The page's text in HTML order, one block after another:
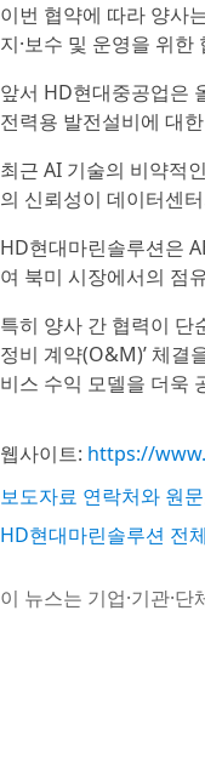
이번 협약에 따라 양사
지·보수 및 운영을 위
앞서 HD현대중공업은
전력용 발전설비에 대
최근 AI 기술의 비약적
의 신뢰성이 데이터센
HD현대마린솔루션은
여 북미 시장에서의 점
특히 양사 간 협력이 단
정비 계약(O&M)’ 체결
비스 수익 모델을 더욱
웹사이트: https://
보도자료 연락처와 원
HD현대마린솔루션 전
이 뉴스는 기업·기관·